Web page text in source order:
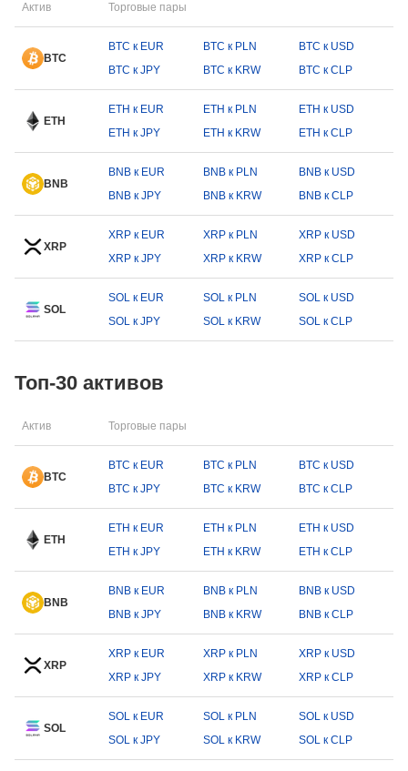
Актив Торговые пары
BTC
BTC к EUR BTC к PLN
BTC к USD
BTC к JPY
BTC к KRW BTC к CLP
ETH
ETH к EUR ETH к PLN
ETH к USD
ETH к JPY
ETH к KRW ETH к CLP
BNB
BNB к EUR BNB к PLN
BNB к USD
BNB к JPY
BNB к KRW BNB к CLP
XRP
XRP к EUR XRP к PLN
XRP к USD
XRP к JPY
XRP к KRW XRP к CLP
SOL
SOL к EUR SOL к PLN
SOL к USD
SOL к JPY
SOL к KRW SOL к CLP
Топ-30 активов
Актив Торговые пары
BTC
BTC к EUR BTC к PLN
BTC к USD
BTC к JPY
BTC к KRW BTC к CLP
ETH
ETH к EUR ETH к PLN
ETH к USD
ETH к JPY
ETH к KRW ETH к CLP
BNB
BNB к EUR BNB к PLN
BNB к USD
BNB к JPY
BNB к KRW BNB к CLP
XRP
XRP к EUR XRP к PLN
XRP к USD
XRP к JPY
XRP к KRW XRP к CLP
SOL
SOL к EUR SOL к PLN
SOL к USD
SOL к JPY
SOL к KRW SOL к CLP